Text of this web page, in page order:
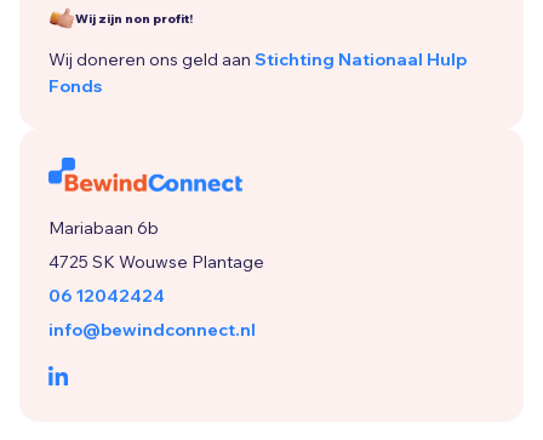
Mariabaan 6b
4725 SK Wouwse Plantage
06 12042424
info@bewindconnect.nl
Wij zijn non profit!
Wij doneren ons geld aan Stichting Nationaal Hulp
Fonds